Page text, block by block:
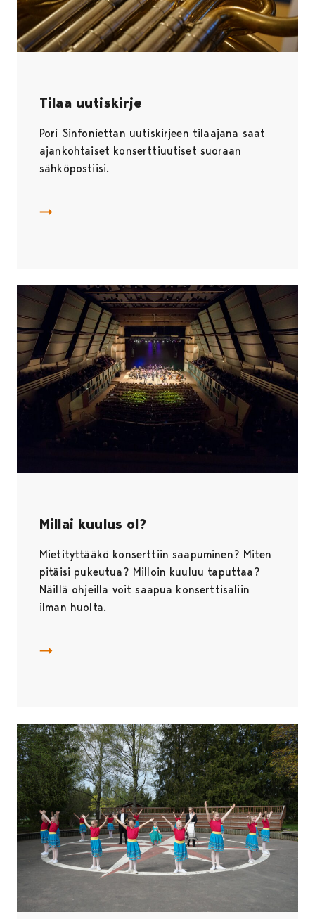
Tilaa uutiskirje
Pori Sinfoniettan uutiskirjeen tilaajana saat
ajankohtaiset konserttiuutiset suoraan
sähköpostiisi.
Tilaa uutiskirje
Avautuu uudessa välilehdessä
Millai kuulus ol?
Mietityttääkö konserttiin saapuminen? Miten
pitäisi pukeutua? Milloin kuuluu taputtaa?
Näillä ohjeilla voit saapua konserttisaliin
ilman huolta.
Millai kuulus ol? – konserttietiketti